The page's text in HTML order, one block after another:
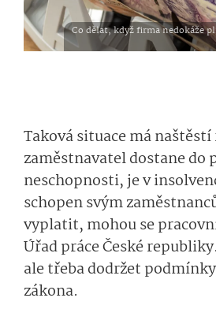
Co dělat, když firma nedokáže
Taková situace má naštěstí
zaměstnavatel dostane do
neschopnosti, je v
schopen svým
vyplatit, mohou se
Úřad práce České
ale třeba dodržet
zákona.